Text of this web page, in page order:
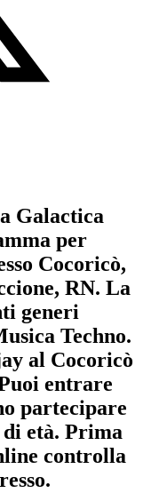
Galactica
per
Cocoricò,
RN. La
generi
Techno.
al Cocoricò
entrare
partecipare
di età. Prima
controlla
.